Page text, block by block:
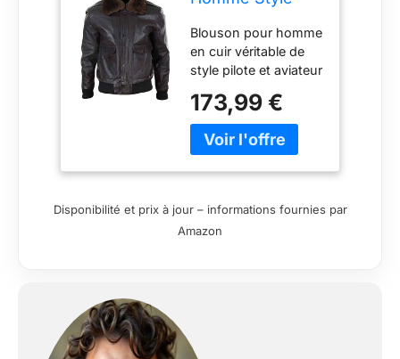
en Cuir véritable
col fourré
Amovible -
Marron XL
Blouson pour homme
en cuir véritable de
style pilote et aviateur
fourrure amovible
Inspiré de la veste
aviateur bomber
fabriqué à partir de
cuir ciré haut de
poche intérieure pour
173,99 €
Disponibilité et prix à jour – informations fournies par
Amazon